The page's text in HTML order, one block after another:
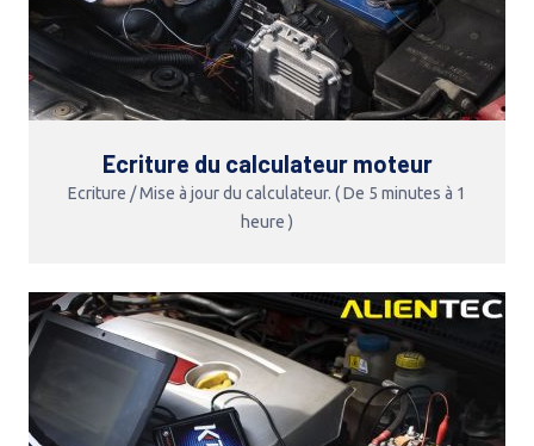
Ecriture du calculateur moteur
Ecriture / Mise à jour du calculateur. ( De 5 minutes à 1
heure )